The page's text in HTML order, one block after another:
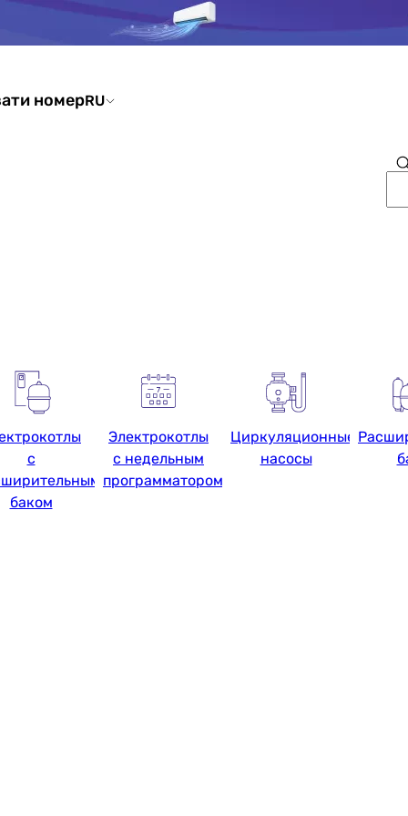
номерRU
с
баком
Электрокотлы
с недельным
программатором
Циркуляционные
насосы